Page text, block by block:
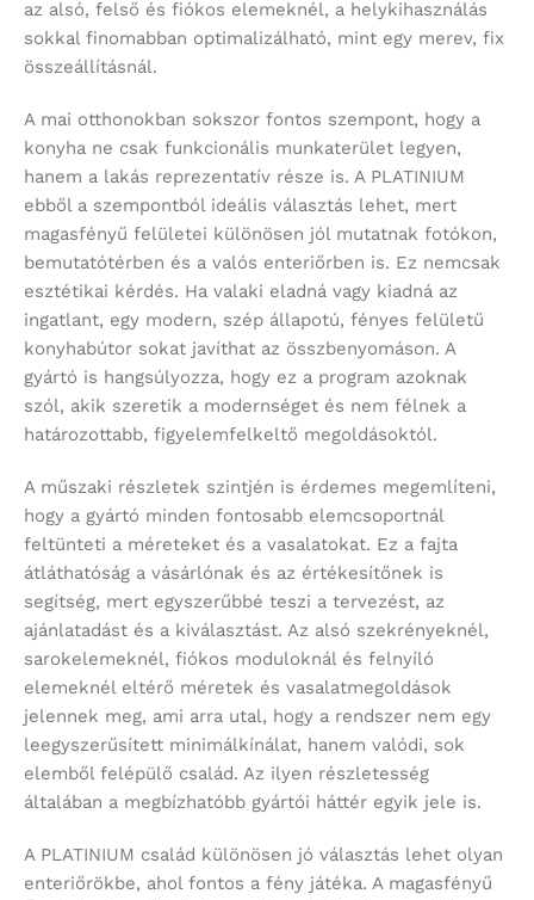
az alsó, felső és fiókos elemeknél, a helykihasználás
sokkal finomabban optimalizálható, mint egy merev, fix
összeállításnál.
A mai otthonokban sokszor fontos szempont, hogy a
konyha ne csak funkcionális munkaterület legyen,
hanem a lakás reprezentatív része is. A PLATINIUM
ebből a szempontból ideális választás lehet, mert
magasfényű felületei különösen jól mutatnak fotókon,
bemutatótérben és a valós enteriőrben is. Ez nemcsak
esztétikai kérdés. Ha valaki eladná vagy kiadná az
ingatlant, egy modern, szép állapotú, fényes felületű
konyhabútor sokat javíthat az összbenyomáson. A
gyártó is hangsúlyozza, hogy ez a program azoknak
szól, akik szeretik a modernséget és nem félnek a
határozottabb, figyelemfelkeltő megoldásoktól.
A műszaki részletek szintjén is érdemes megemlíteni,
hogy a gyártó minden fontosabb elemcsoportnál
feltünteti a méreteket és a vasalatokat. Ez a fajta
átláthatóság a vásárlónak és az értékesítőnek is
segítség, mert egyszerűbbé teszi a tervezést, az
ajánlatadást és a kiválasztást. Az alsó szekrényeknél,
sarokelemeknél, fiókos moduloknál és felnyíló
elemeknél eltérő méretek és vasalatmegoldások
jelennek meg, ami arra utal, hogy a rendszer nem egy
leegyszerűsített minimálkínálat, hanem valódi, sok
elemből felépülő család. Az ilyen részletesség
általában a megbízhatóbb gyártói háttér egyik jele is.
A PLATINIUM család különösen jó választás lehet olyan
enteriőrökbe, ahol fontos a fény játéka. A magasfényű